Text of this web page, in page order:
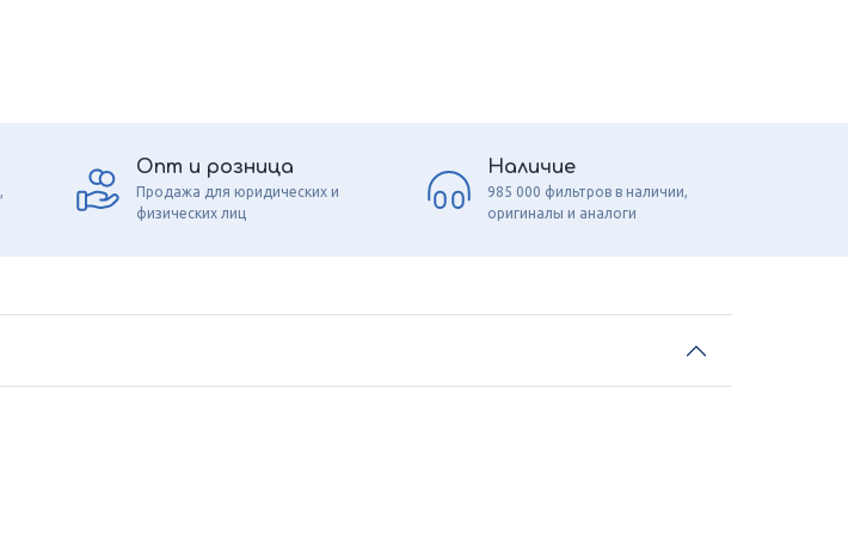
Опт и розница
Продажа для юридических и
физических лиц
Наличие
985 000 фильтров в наличии,
оригиналы и аналоги